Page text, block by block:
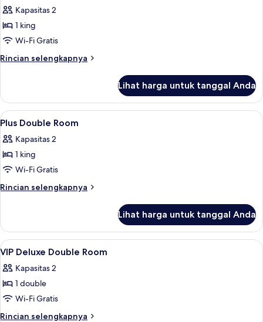
21:00
on
Fri.
and
Sat.)
Kamar
Double
Deluks
in
on
Fri.
and
Sat.)
Kapasitas 2
1 king
Wi-Fi Gratis
Rincian selengkapnya
Rincian
Kamar
Double
Deluks
in
after
on
Fri.
and
Lihat harga untuk tanggal Anda
Lihat
semua
foto
untuk
Plus
Double
Minibar, tirai kedap cahaya, dan Wi-
14
Plus Double Room
Kapasitas 2
1 king
Wi-Fi Gratis
Rincian selengkapnya
Rincian
Plus
Double
Room
Lihat harga untuk tanggal Anda
Lihat
semua
foto
untuk
VIP
Deluxe
Minibar, tirai kedap cahaya, dan Wi-
6
VIP Deluxe Double Room
Kapasitas 2
1 double
Wi-Fi Gratis
Rincian selengkapnya
Rincian